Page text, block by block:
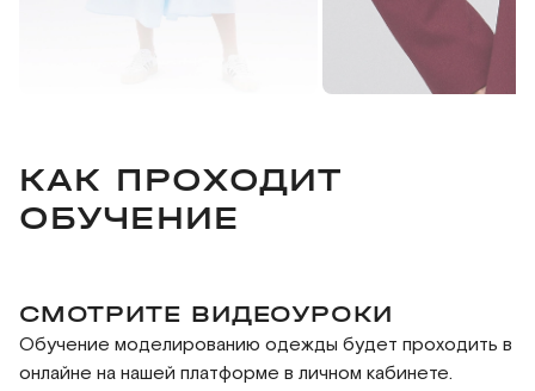
КАК ПРОХОДИТ
ОБУЧЕНИЕ
СМОТРИТЕ ВИДЕОУРОКИ
Обучение моделированию одежды будет проходить в
онлайне на нашей платформе в личном кабинете.